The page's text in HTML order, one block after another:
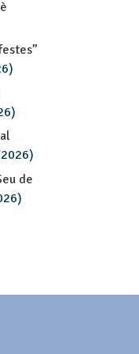
de